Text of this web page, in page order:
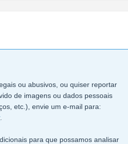
ou abusivos, ou quiser reportar
de imagens ou dados pessoais
etc.), envie um e-mail para:
.
para que possamos analisar